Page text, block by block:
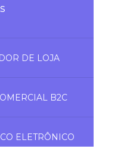
DE LOJA
B2C
ELETRÔNICO